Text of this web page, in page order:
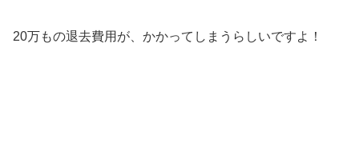
20万もの退去費用が、かかってしまうらしいですよ！